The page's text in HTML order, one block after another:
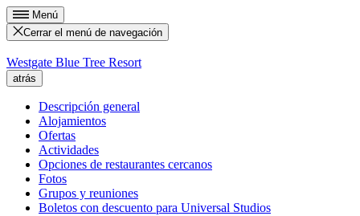
Menú
Cerrar el menú de navegación
Westgate Blue Tree Resort
atrás
Descripción general
Alojamientos
Ofertas
Actividades
Opciones de restaurantes cercanos
Fotos
Grupos y reuniones
Boletos con descuento para Universal Studios